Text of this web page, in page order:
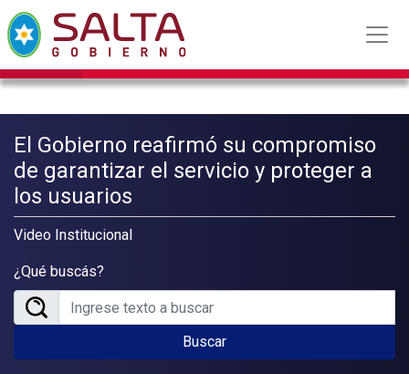
El Gobierno reafirmó su compromiso
de garantizar el servicio y proteger a
los usuarios
Video Institucional
¿Qué buscás?
Buscar